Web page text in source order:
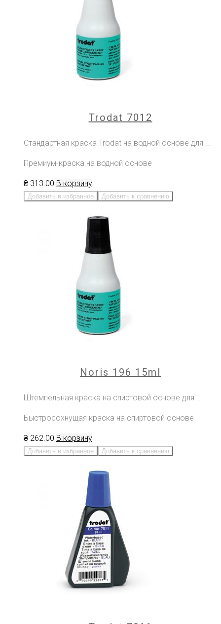
Trodat 7012
Стандартная краска Trodat на водной основе для ...
Премиум-краска на водной основе
₴ 313.00 В корзину
Добавить в избранное Добавить к сравнению
Noris 196 15ml
Штемпельная краска на спиртовой основе для ...
Быстросохнущая краска на спиртовой основе
₴ 262.00 В корзину
Добавить в избранное Добавить к сравнению